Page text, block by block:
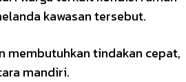
kawasan tersebut.
membutuhkan tindakan cepat,
mandiri.